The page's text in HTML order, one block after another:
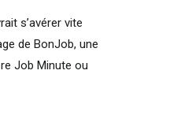
s’avérer vite
de BonJob, une
Job Minute ou